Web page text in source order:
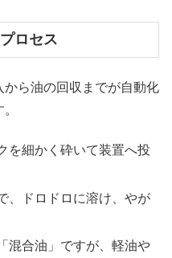
ロセス
ら油の回収までが自動化
を細かく砕いて装置へ投
、ドロドロに溶け、やが
混合油」ですが、軽油や